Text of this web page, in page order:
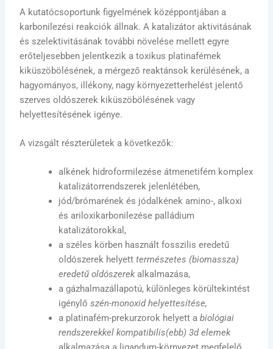
A kutatócsoportunk figyelmének középpontjában a
karbonilezési reakciók állnak. A katalizátor aktivitásának
és szelektivitásának további növelése mellett egyre
erőteljesebben jelentkezik a toxikus platinafémek
kiküszöbölésének, a mérgező reaktánsok kerülésének, a
hagyományos, illékony, nagy környezetterhelést jelentő
szerves oldószerek kiküszöbölésének vagy
helyettesítésének igénye.
A vizsgált részterületek a következők:
alkének hidroformilezése átmenetifém komplex
katalizátorrendszerek jelenlétében,
jód/brómarének és jódalkének amino-, alkoxi
és ariloxikarbonilezése palládium
katalizátorokkal,
a széles körben használt fosszilis eredetű
oldószerek helyetttermészetes (biomassza)
eredetű oldószerekalkalmazása,
a gázhalmazállapotú, különleges körültekintést
igénylőszén-monoxid helyettesítése,
a platinafém-prekurzorok helyett abiológiai
rendszerekkel kompatibilis(ebb) 3d elemek